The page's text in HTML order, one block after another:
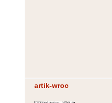
artik-wroc